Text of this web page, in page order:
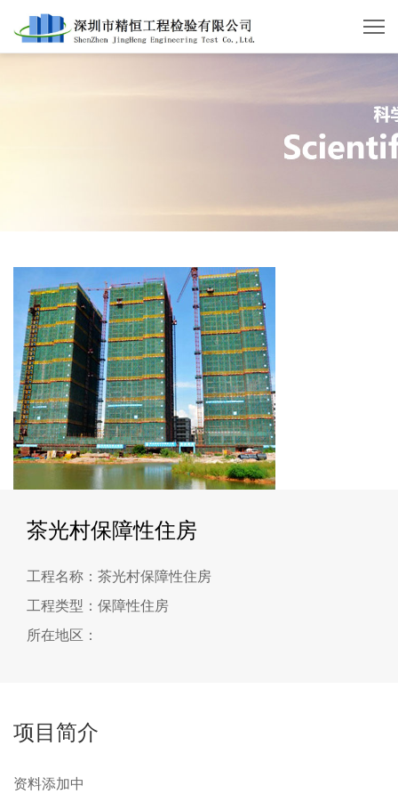
茶光村保障性住房
工程名称：茶光村保障性住房
工程类型：保障性住房
所在地区：
项目简介
资料添加中